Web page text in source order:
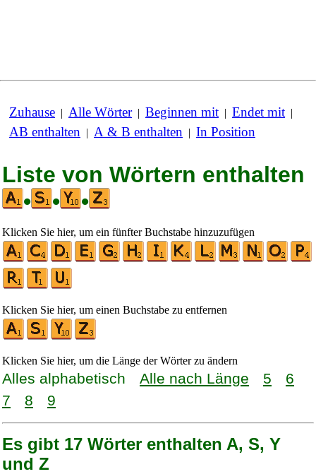
Zuhause | Alle Wörter| Beginnen mit | Endet mit |
AB enthalten | A & B enthalten | In Position
Liste von Wörtern enthalten
•
• •
Klicken Sie hier, um ein fünfter Buchstabe hinzuzufügen
Klicken Sie hier, um einen Buchstabe zu entfernen
Klicken Sie hier, um die Länge der Wörter zu ändern
Alles alphabetisch Alle nach Länge 5
6
7
8 9
Es gibt 17 Wörter enthalten A, S, Y
und Z